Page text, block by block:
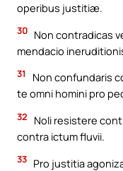
operibus justitiæ.
30 Non contradicas
mendacio
31
Non confundaris
te omni homini pro
32
Noli resistere
contra ictum fluvii.
33 Pro justitia